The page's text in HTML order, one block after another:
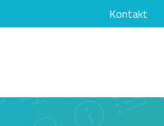
anzeigenKontakt